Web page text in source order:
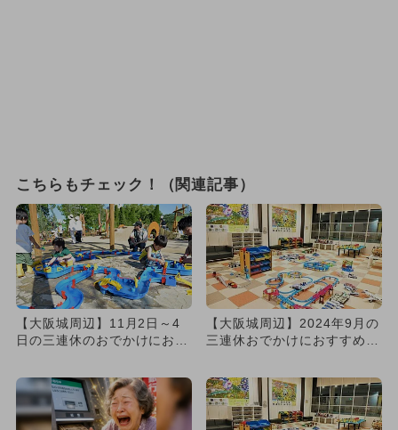
こちらもチェック！（関連記事）
【大阪城周辺】11月2日～4
日の三連休のおでかけにおす
【大阪城周辺】2024年9月の
三連休おでかけにおすすめ！